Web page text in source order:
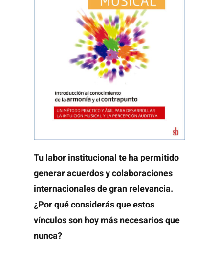
Tu labor institucional te ha permitido
generar acuerdos y colaboraciones
internacionales de gran relevancia.
¿Por qué considerás que estos
vínculos son hoy más necesarios que
nunca?